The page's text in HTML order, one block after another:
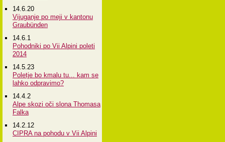
14.6.20
Vijuganje po meji v kantonu
Graubünden
14.6.1
Pohodniki po Vii Alpini poleti
2014
14.5.23
Poletje bo kmalu tu... kam se
lahko odpravimo?
14.4.2
Alpe skozi oči slona Thomasa
Falka
14.2.12
CIPRA na pohodu v Vii Alpini